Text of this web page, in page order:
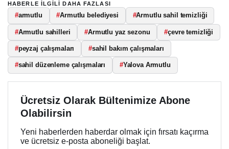
HABERLE ILGILI DAHA FAZLASI
#armutlu #Armutlu belediyesi #Armutlu sahil temizliği
#Armutlu sahilleri #Armutlu yaz sezonu #çevre temizliği
#peyzaj çalışmaları #sahil bakım çalışmaları
#sahil düzenleme çalışmaları #Yalova Armutlu
Ücretsiz Olarak Bültenimize Abone
Olabilirsin
Yeni haberlerden haberdar olmak için fırsatı kaçırma
ve ücretsiz e-posta aboneliği başlat.